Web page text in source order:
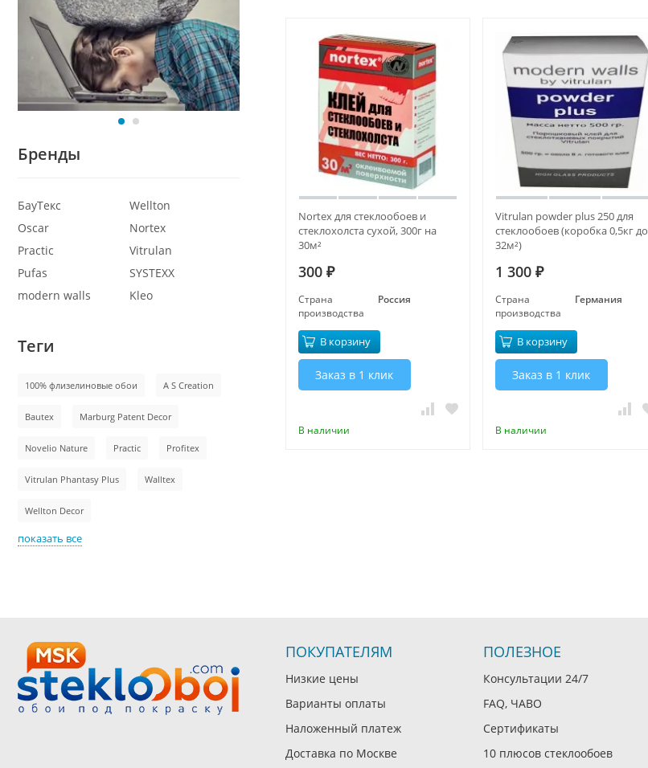
Nortex для стеклообоев и
стеклохолста сухой, 300г на
30м²
300 ₽
Страна
производства
Россия
В корзину
Заказ в 1 клик
В наличии
Vitrulan powder plus 250 для
стеклообоев (коробка 0,5кг до
32м²)
1 300 ₽
Страна
производства
Германия
В корзину
Заказ в 1 клик
В наличии
Бренды
БауТекс
Wellton
Oscar
Nortex
Practic
Vitrulan
Pufas
SYSTEXX
modern walls
Kleo
Теги
100% флизелиновые обои A S Creation
Bautex Marburg Patent Decor
Novelio Nature Practic Profitex
Vitrulan Phantasy Plus Walltex
Wellton Decor
показать все
ПОКУПАТЕЛЯМ
Низкие цены
Варианты оплаты
Наложенный платеж
Доставка по Москве
ПОЛЕЗНОЕ
Консультации 24/7
FAQ, ЧАВО
Сертификаты
10 плюсов стеклообоев